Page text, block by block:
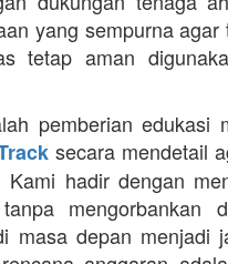
yang sempurna agar
tetap aman
pemberian edukasi
secara mendetail
hadir dengan
mengorbankan
masa depan menjadi